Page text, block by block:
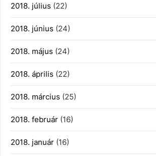
2018. július (22)
2018. június (24)
2018. május (24)
2018. április (22)
2018. március (25)
2018. február (16)
2018. január (16)